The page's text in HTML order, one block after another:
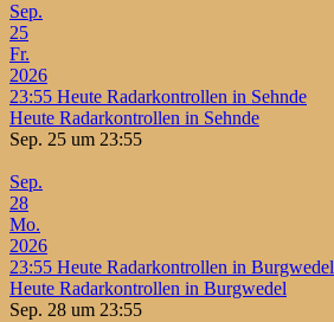
Sep.
25
Fr.
2026
23:55 Heute Radarkontrollen in Sehnde
Heute Radarkontrollen in Sehnde
Sep. 25 um 23:55
Sep.
28
Mo.
2026
23:55 Heute Radarkontrollen in Burgwedel
Heute Radarkontrollen in Burgwedel
Sep. 28 um 23:55